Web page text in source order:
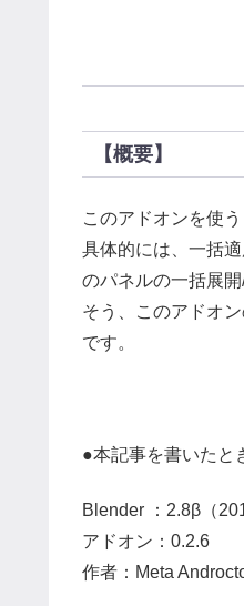
【概要】
このアドオンを使
具体的には、一括
のパネルの一括展開
そう、このアドオ
です。
●本記事を書いたと
Blender ：2.8β（
アドオン：0.2.6
作者：Meta